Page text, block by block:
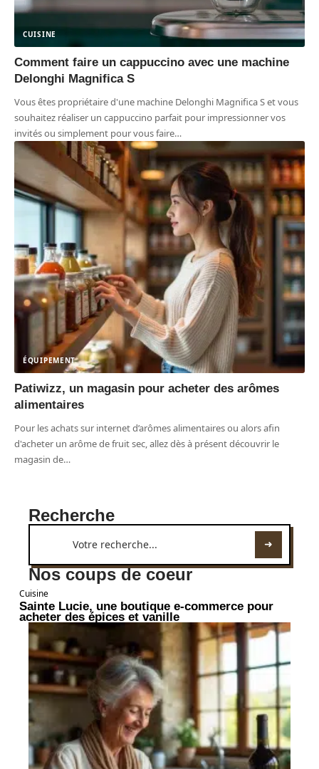
CUISINE
Comment faire un cappuccino avec une machine
Delonghi Magnifica S
Vous êtes propriétaire d'une machine Delonghi Magnifica S et vous
souhaitez réaliser un cappuccino parfait pour impressionner vos
invités ou simplement pour vous faire…
ÉQUIPEMENT
Patiwizz, un magasin pour acheter des arômes
alimentaires
Pour les achats sur internet d’arômes alimentaires ou alors afin
d'acheter un arôme de fruit sec, allez dès à présent découvrir le
magasin de…
Recherche
Nos coups de coeur
Cuisine
Sainte Lucie, une boutique e-commerce pour
acheter des épices et vanille